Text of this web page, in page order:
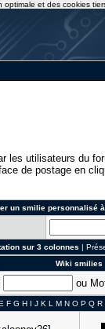
les utilisateurs du
de postage en
un smilie personnalisé
sur 3 colonnes |
Wiki smilies
ou
F G H I J K L M N O P Q R
et des cookies